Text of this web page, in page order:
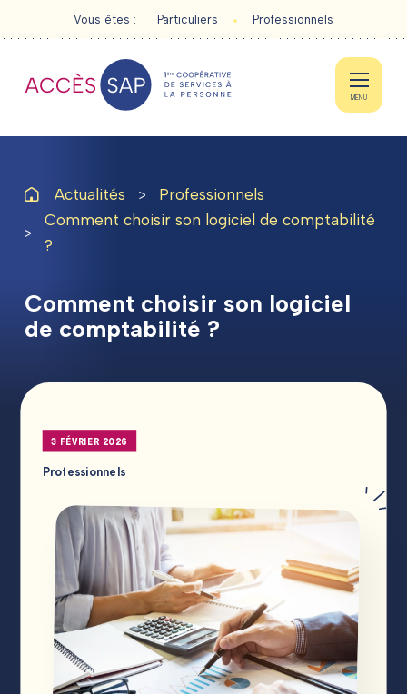
Vous êtes : Particuliers Professionnels
MENU
PARTICULIERS
PROFESSIONNELS
CONTACT
SUIVEZ-NOUS !
Actualités
Professionnels
Comment choisir son logiciel de comptabilité
?
Comment choisir son logiciel
de comptabilité ?
3 FÉVRIER 2026
Professionnels